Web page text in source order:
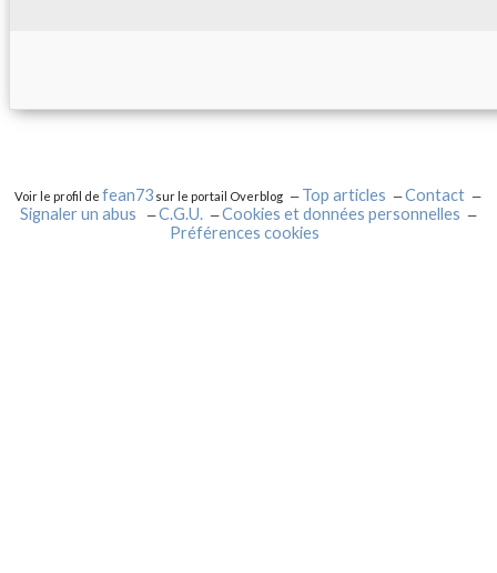
Voir le profil defean73 sur le portail Overblog Top articles
Contact
Signaler un abus
C.G.U.
Cookies et données personnelles
Préférences cookies